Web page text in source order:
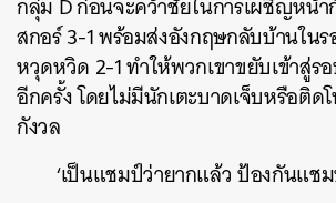
สกอร์ 3-1 พร้อมส่งอังกฤษกลับบ้านใน
หวุดหวิด 2-1 ทำให้พวกเขาขยับเข้าสู่ร
อีกครั้ง โดยไม่มีนักเตะบาดเจ็บหรือติ
กังวล
‘เป็นแชมป์ว่ายากแล้ว ป้องกันแช